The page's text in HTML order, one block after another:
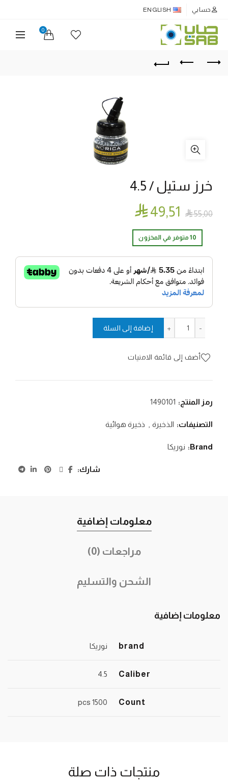
حسابي ENGLISH
0
خرز ستيل / 4.5
 55٫00  49٫51
10 متوفر في المخزون
إضافة إلى السلة
أضف إلى قائمة الامنيات
رمز المنتج: 1490101
التصنيفات: الذخيرة ذخيرة هوائية
Brand: نوريكا
شارك
معلومات إضافية
مراجعات (0)
الشحن والتسليم
معلومات إضافية
brand نوريكا
Caliber
4.5
Count
1500 pcs
منتجات ذات صلة